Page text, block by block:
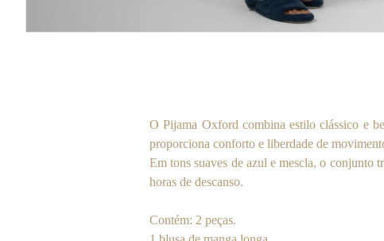
O Pijama Oxford combina estilo clássico e
proporciona conforto e liberdade de
Em tons suaves de azul e mescla, o conjunto
horas de descanso.
Contém: 2 peças.